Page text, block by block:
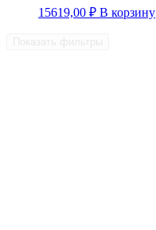
15619,00 ₽ В корзину